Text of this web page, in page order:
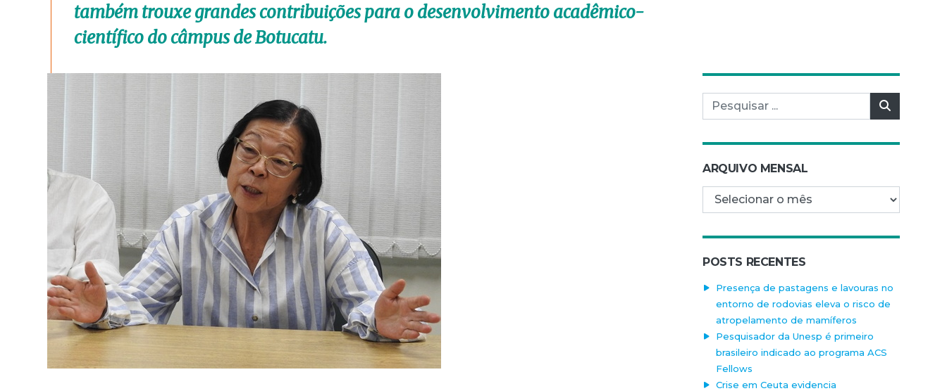
também trouxe grandes contribuições para o desenvolvimento acadêmico-
científico do câmpus de Botucatu.
Pesquisar por:
ARQUIVO MENSAL
Arquivo mensal
POSTS RECENTES
Presença de pastagens e lavouras no
entorno de rodovias eleva o risco de
atropelamento de mamíferos
Pesquisador da Unesp é primeiro
brasileiro indicado ao programa ACS
Fellows
Crise em Ceuta evidencia